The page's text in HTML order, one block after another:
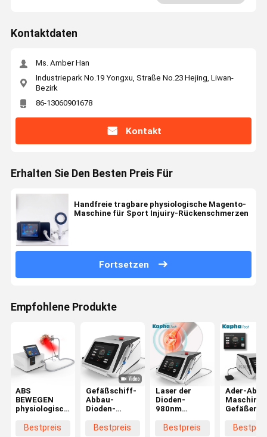
Kontaktdaten
Ms. Amber Han
Industriepark No.19 Yongxu, Straße No.23 Hejing, Liwan-
Bezirk
86-13060901678
Kontakt
Erhalten Sie Den Besten Preis Für
Handfreie tragbare physiologische Magento-
Maschine für Sport Injuiry-Rückenschmerzen
Fortsetzen
Empfohlene Produkte
ABS
BEWEGEN
physiologische
PMST
Bestpreis
Gefäßschiff-
Abbau-
Dioden-
Maschine für
Bestpreis
Laser der
Dioden-
980nm
Gefäßblutgefäße
Bestpreis
Ader-
der